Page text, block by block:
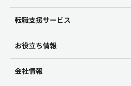
転職支援サービス
お役立ち情報
会社情報